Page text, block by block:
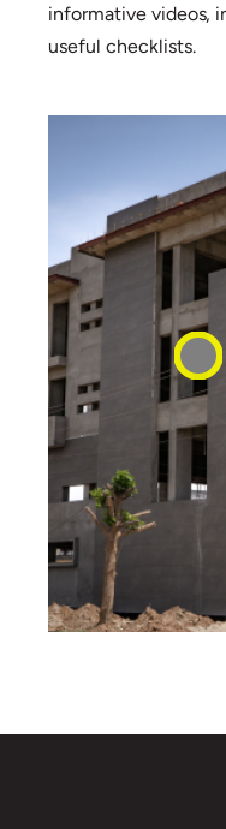
informative videos,
useful checklists.